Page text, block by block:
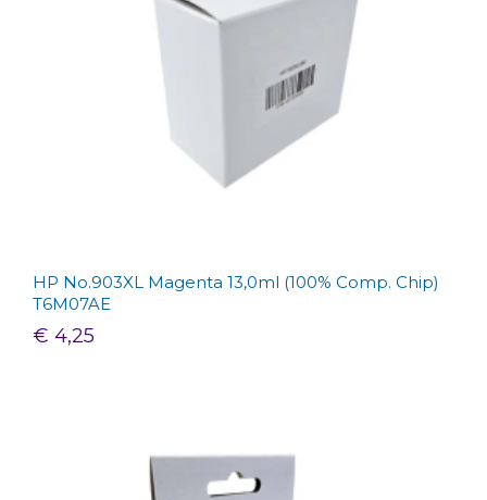
HP No.903XL Magenta 13,0ml (100% Comp. Chip)
T6M07AE
€ 4,25